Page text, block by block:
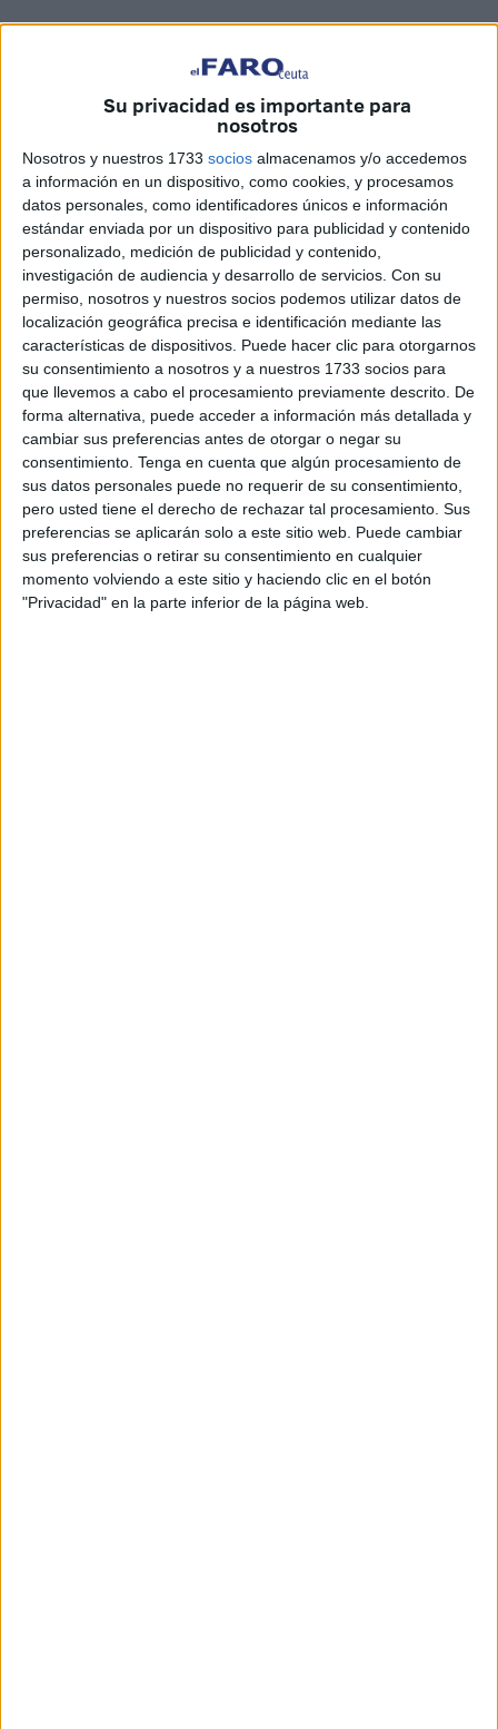
Su privacidad es importante para
nosotros
Nosotros y nuestros 1733 socios almacenamos y/o accedemos
a información en un dispositivo, como cookies, y procesamos
datos personales, como identificadores únicos e información
estándar enviada por un dispositivo para publicidad y contenido
personalizado, medición de publicidad y contenido,
investigación de audiencia y desarrollo de servicios. Con su
permiso, nosotros y nuestros socios podemos utilizar datos de
localización geográfica precisa e identificación mediante las
características de dispositivos. Puede hacer clic para otorgarnos
su consentimiento a nosotros y a nuestros 1733 socios para
que llevemos a cabo el procesamiento previamente descrito. De
forma alternativa, puede acceder a información más detallada y
cambiar sus preferencias antes de otorgar o negar su
consentimiento. Tenga en cuenta que algún procesamiento de
sus datos personales puede no requerir de su consentimiento,
pero usted tiene el derecho de rechazar tal procesamiento. Sus
preferencias se aplicarán solo a este sitio web. Puede cambiar
sus preferencias o retirar su consentimiento en cualquier
momento volviendo a este sitio y haciendo clic en el botón
"Privacidad" en la parte inferior de la página web.
Operarios de Athisa han procedido a la retirada de una
que ha sido encontrada muerta en la
del Chorrillo, en Ceuta.
En un principio se dio aviso alCecamal creerse que el
ejemplar podría estar aún con vida, pero al verificarse lo
contrario se procedió a avisar a la empresa encargada de
trasladarla desde el arenal.
Con la práctica de la necropsia se podrá saber la causa de
su muerte. De entrada, se cree que llevaría sin vida varios
días dado su estado de putrefacción, aunque no presenta
signos de haberse quedado enredada en redes pesqueras
ni tiene heridas causadas por la acción humana.